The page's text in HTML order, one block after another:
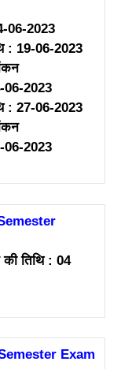
06-2023
: 19-06-2023
06-2023
: 27-06-2023
06-2023
की तिथि : 04
Exam